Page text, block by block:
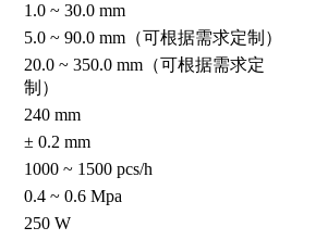
1.0 ~ 30.0 mm
5.0 ~ 90.0 mm（可根据需求定制）
20.0 ~ 350.0 mm（可根据需求定
制）
240 mm
± 0.2 mm
1000 ~ 1500 pcs/h
0.4 ~ 0.6 Mpa
250 W